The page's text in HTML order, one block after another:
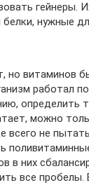
гейнеры.
нужные
но витаминов
работал
определить
можно
всего не
в них
все пробелы.